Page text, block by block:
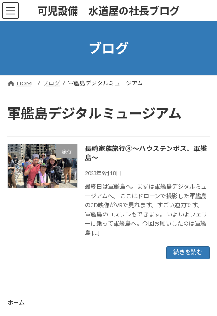
コ
ン
ナ
ビ
可児設備 水道屋の社長ブログ
ブログ
HOME ブログ 軍艦島デジタルミュージアム
軍艦島デジタルミュージアム
旅行
長崎家族旅行③～ハウステンボス、軍艦
島～
2023年9月18日
最終日は軍艦島へ。まずは軍艦島デジタルミュ
ージアムへ。 ここはドローンで撮影した軍艦島
の3D映像がVRで見れます。すごい迫力です。
軍艦島のコスプレもできます。 いよいよフェリ
ーに乗って軍艦島へ。今回お願いしたのは軍艦
島 […]
続きを読む
ホーム